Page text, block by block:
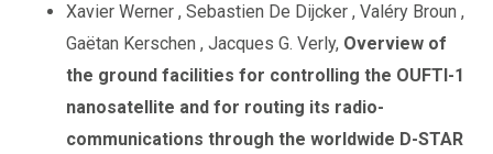
Xavier Werner , Sebastien De Dijcker , Valéry Broun ,
Gaëtan Kerschen , Jacques G. Verly, Overview of
the ground facilities for controlling the OUFTI-1
nanosatellite and for routing its radio-
communications through the worldwide D-STAR